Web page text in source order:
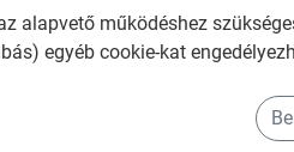
17 db
alapvető működéshez
egyéb cookie-kat